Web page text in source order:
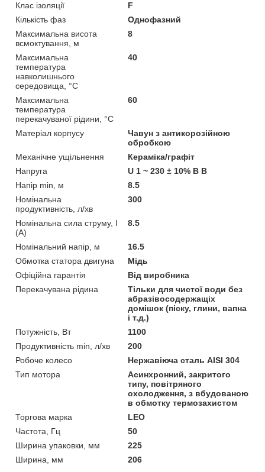
Клас ізоляції
F
Кількість фаз
Однофазний
Максимальна висота
всмоктування, м
8
Максимальна
температура
навколишнього
середовища, °C
40
Максимальна
температура
перекачуваної рідини, °C
60
Матеріал корпусу
Чавун з антикорозійною
обробкою
Механічне ущільнення
Кераміка/графіт
Напруга
U 1 ~ 230 ± 10% В В
Напір min, м
8.5
Номінальна
продуктивність, л/хв
300
Номінальна сила струму, I
(А)
8.5
Номінальний напір, м
16.5
Обмотка статора двигуна
Мідь
Офіційна гарантія
Від виробника
Перекачувана рідина
Тільки для чистої води без
абразівосодержащіх
домішок (піску, глини, вапна
і т.д.)
Потужність, Вт
1100
Продуктивність min, л/хв
200
Робоче колесо
Нержавіюча сталь AISI 304
Тип мотора
Асинхронний, закритого
типу, повітряного
охолодження, з вбудованою
в обмотку термозахистом
Торгова марка
LEO
Частота, Гц
50
Ширина упаковки, мм
225
Ширина, мм
206